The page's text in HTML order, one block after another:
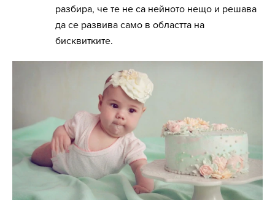
разбира, че те не са нейното нещо и решава
да се развива само в областта на
бисквитките.